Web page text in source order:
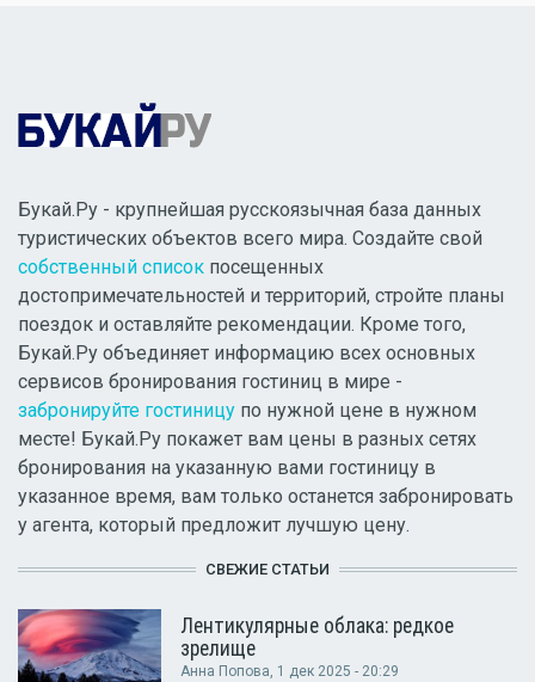
Букай.Ру - крупнейшая русскоязычная база данных
туристических объектов всего мира. Создайте свой
собственный список посещенных
достопримечательностей и территорий, стройте планы
поездок и оставляйте рекомендации. Кроме того,
Букай.Ру объединяет информацию всех основных
сервисов бронирования гостиниц в мире -
забронируйте гостиницу по нужной цене в нужном
месте! Букай.Ру покажет вам цены в разных сетях
бронирования на указанную вами гостиницу в
указанное время, вам только останется забронировать
у агента, который предложит лучшую цену.
СВЕЖИЕ СТАТЬИ
Лентикулярные облака: редкое
зрелище
Анна Попова, 1 дек 2025 - 20:29